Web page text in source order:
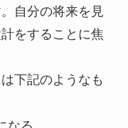
自分の将来を見
をすることに焦
下記のようなも